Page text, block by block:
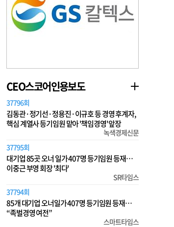
CEO스코어인용보도
37796회
김동관·정기선·정용진·이규호 등 경영 후계자,
핵심 계열사 등기임원 맡아 '책임경영' 앞장
녹색경제신문
37795회
대기업 85곳 오너 일가 407명 등기임원 등재…
이중근 부영 회장 '최다'
SR타임스
37794회
85개 대기업 오너일가 407명 등기임원 등재…
“족벌경영 여전”
스마트타임스